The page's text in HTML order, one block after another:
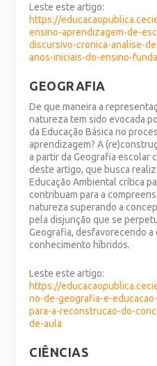
Leste este artigo:
https://
ensino-aprendizagem-de-
discursivo-cronica-analise-
anos-iniciais-do-ensino-
GEOGRAFIA
De que maneira a
natureza tem sido evocada
da Educação Básica no
aprendizagem? A
a partir da Geografia escolar
deste artigo, que busca
Educação Ambiental crítica
contribuam para a
natureza superando a
pela disjunção que se
Geografia, desfavorecendo
conhecimento híbridos.
Leste este artigo:
https://
no-de-geografia-e-
para-a-reconstrucao-do-
de-aula
CIÊNCIAS